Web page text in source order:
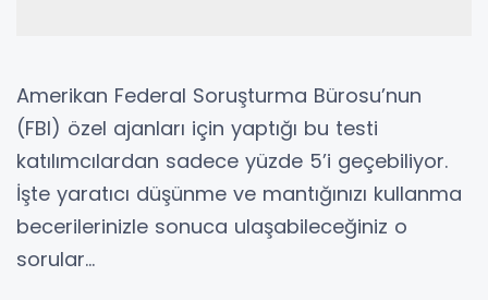
Amerikan Federal Soruşturma Bürosu’nun
(FBI) özel ajanları için yaptığı bu testi
katılımcılardan sadece yüzde 5’i geçebiliyor.
İşte yaratıcı düşünme ve mantığınızı kullanma
becerilerinizle sonuca ulaşabileceğiniz o
sorular…